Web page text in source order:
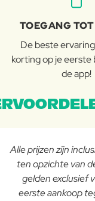
TOEGANG
De beste
korting op je eerste
de app!
Alle prijzen zijn
ten opzichte van
gelden exclusief
eerste aankoop